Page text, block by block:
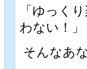
「ゆっく
わない！」
そんなあ